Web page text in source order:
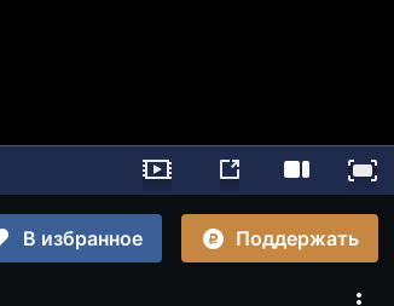
В избранное
Поддержать